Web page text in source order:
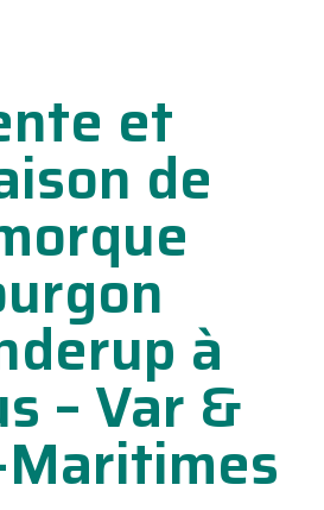
et
de
à
– Var &